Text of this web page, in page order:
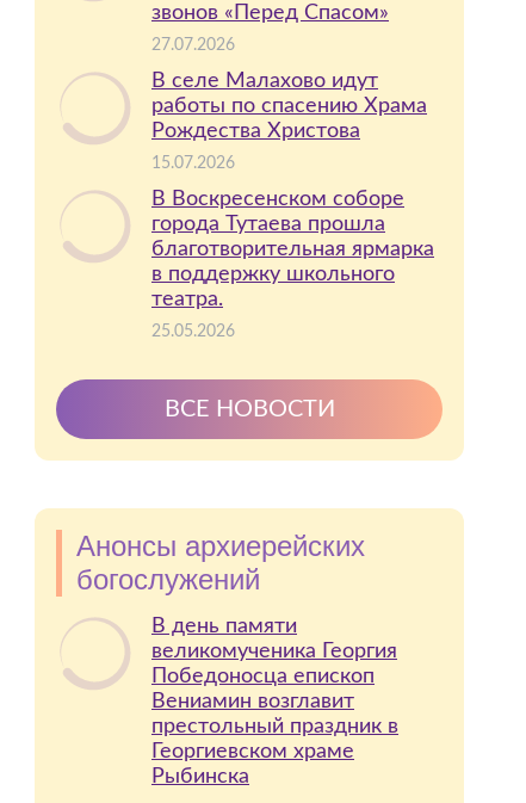
звонов «Перед Спасом»
27.07.2026
В селе Малахово идут
работы по спасению Храма
Рождества Христова
15.07.2026
В Воскресенском соборе
города Тутаева прошла
благотворительная ярмарка
в поддержку школьного
театра.
25.05.2026
ВСЕ НОВОСТИ
Анонсы архиерейских
богослужений
В день памяти
великомученика Георгия
Победоносца епископ
Вениамин возглавит
престольный праздник в
Георгиевском храме
Рыбинска